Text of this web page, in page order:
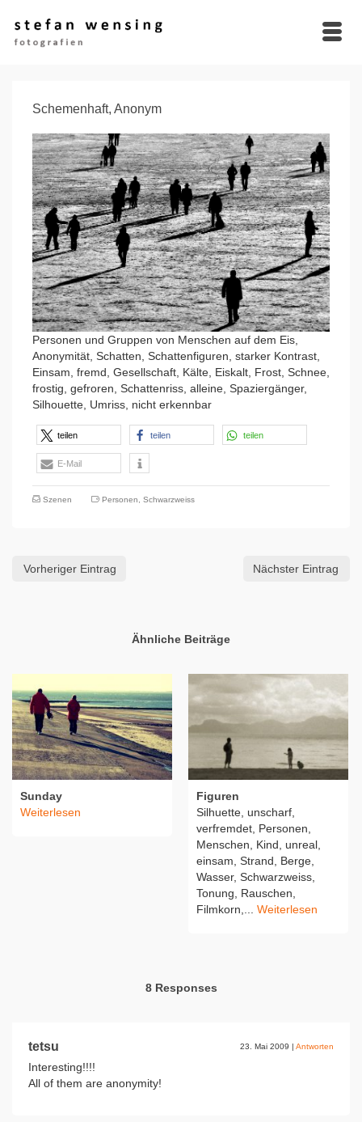
Schemenhaft, Anonym
Personen und Gruppen von Menschen auf dem Eis,
Anonymität, Schatten, Schattenfiguren, starker Kontrast,
Einsam, fremd, Gesellschaft, Kälte, Eiskalt, Frost, Schnee,
frostig, gefroren, Schattenriss, alleine, Spaziergänger,
Silhouette, Umriss, nicht erkennbar
teilen teilen teilen
E-Mail
Szenen Personen Schwarzweiss
Vorheriger Eintrag Nächster Eintrag
Ähnliche Beiträge
Sunday
Weiterlesen
Figuren
Silhuette, unscharf,
verfremdet, Personen,
Menschen, Kind, unreal,
einsam, Strand, Berge,
Wasser, Schwarzweiss,
Tonung, Rauschen,
Filmkorn,... Weiterlesen
8 Responses
tetsu 23. Mai 2009 | Antworten
Interesting!!!!
All of them are anonymity!